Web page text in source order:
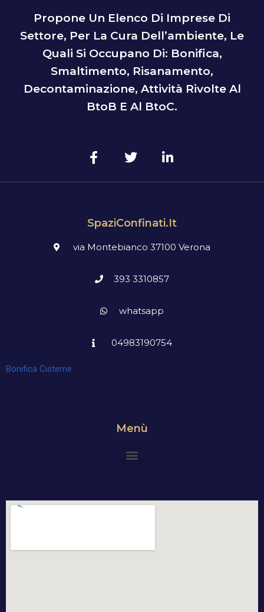
Propone Un Elenco Di Imprese Di
Settore, Per La Cura Dell’ambiente, Le
Quali Si Occupano Di: Bonifica,
Smaltimento, Risanamento,
Decontaminazione, Attività Rivolte Al
BtoB E Al BtoC.
SpaziConfinati.it
via Montebianco 37100 Verona
393 3310857
whatsapp
04983190754
Bonifica Cisterne
Menù